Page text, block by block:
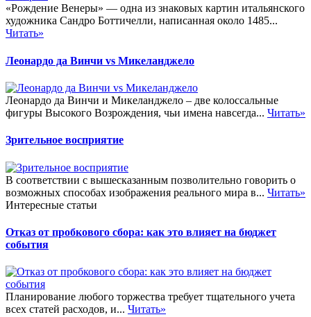
«Рождение Венеры» — одна из знаковых картин итальянского
художника Сандро Боттичелли, написанная около 1485...
Читать»
Леонардо да Винчи vs Микеланджело
Леонардо да Винчи и Микеланджело – две колоссальные
фигуры Высокого Возрождения, чьи имена навсегда... Читать»
Зрительное восприятие
В соответствии с вышесказанным позволительно говорить о
возможных способах изображения реального мира в... Читать»
Интересные статьи
Отказ от пробкового сбора: как это влияет на бюджет
события
Планирование любого торжества требует тщательного учета
всех статей расходов, и... Читать»